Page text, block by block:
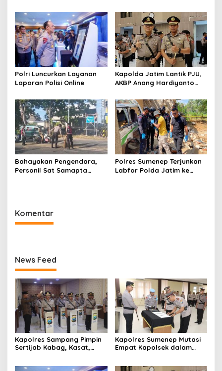
Polri Luncurkan Layanan
Laporan Polisi Online
Kapolda Jatim Lantik PJU,
AKBP Anang Hardiyanto
Bahayakan Pengendara,
Personil Sat Samapta
Polres Sumenep Terjunkan
Labfor Polda Jatim ke
Komentar
News Feed
Kapolres Sampang Pimpin
Sertijab Kabag, Kasat,
Kapolres Sumenep Mutasi
Empat Kapolsek dalam